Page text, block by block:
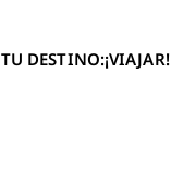
TU DESTINO:¡VIAJAR!